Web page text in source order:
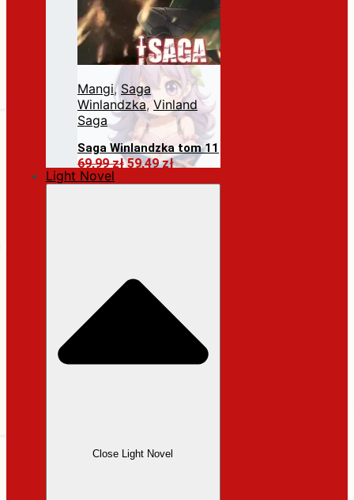
Mangi, Saga
Winlandzka, Vinland
Saga
Saga Winlandzka tom 11
69,99złPierwotna
59,49złAktualna
Dodaj do koszyka
Light Novel
Close Light Novel